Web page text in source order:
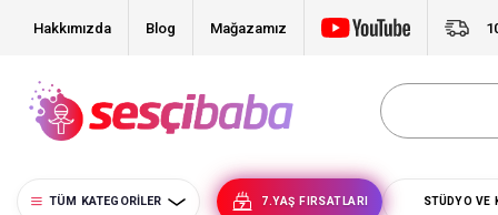
Hakkımızda Blog Mağazamız
TÜM KATEGORILER 7.YAŞ FIRSATLARI STÜDYO VE